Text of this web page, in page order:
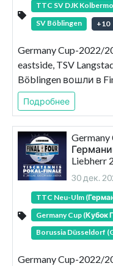
TTC SV DJK
SV Böblingen
+10
Germany Cup-2022/
eastside, TSV
Böblingen вошли в
Подробнее
Liebherr
30 дек.
TTC Neu-Ulm
Germany Cup (Кубок
Borussia Düsseldorf
Germany Cup-2022/